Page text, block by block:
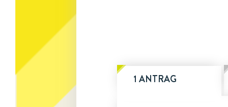
1 ANTRAG